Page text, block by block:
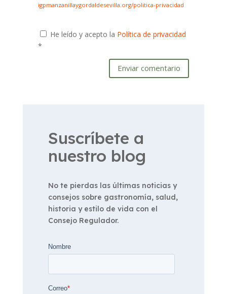
igpmanzanillaygordaldesevilla.org/politica-privacidad
He leído y acepto la Política de privacidad
*
Enviar comentario
Suscríbete a
nuestro blog
No te pierdas las últimas noticias y
consejos sobre gastronomía, salud,
historia y estilo de vida con el
Consejo Regulador.